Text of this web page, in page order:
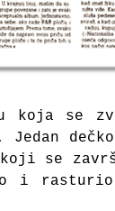
koja se
se
i